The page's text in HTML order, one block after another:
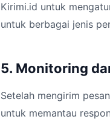
Kirimi.id untuk
untuk berbagai jenis
5. Monitoring
Setelah mengirim
untuk memantau